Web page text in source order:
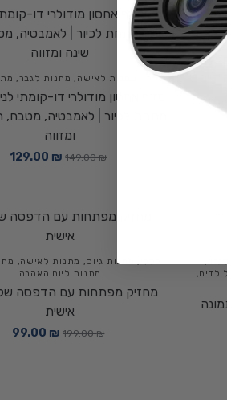
כללי מתנות לאישה , מתנות לגבר,
מדף אחסון מודולרי דו-קומתי
מתחת לכיור | לאמבטיה, מטבח,
ומזווה
149.00₪
129.00 ₪
,
מתנות גיוס, מתנות לאישה,
מתנות ליום האהבה
מחזיק מפתחות עם הדפסה
אישית
199.00₪
99.00 ₪